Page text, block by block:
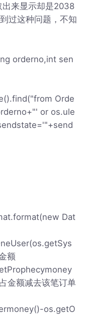
来显示却是2038
过这种问题，不知
orderno,int sen
Orde
or os.ule
Dat
额
金额减去该笔订单
os.getO